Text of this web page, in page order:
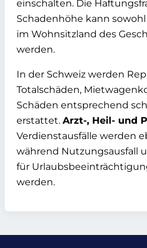
einschalten. Die
Schadenhöhe kann
im Wohnsitzland des
werden.
In der Schweiz werden
Totalschäden,
Schäden entsprechend
erstattet. Arzt-, Heil- und
Verdienstausfälle werden
während Nutzungsausfall
für
werden.